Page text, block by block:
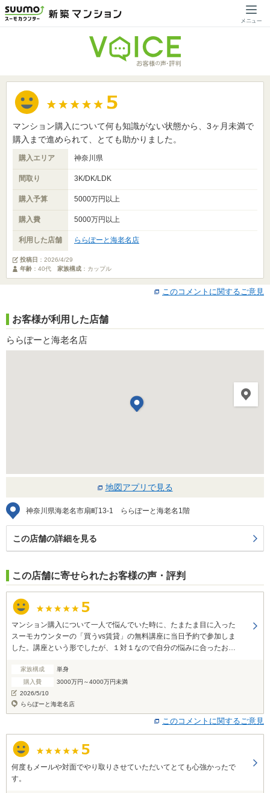
マンション購入について何も知識がない状態から、3ヶ月未満で
購入まで進められて、とても助かりました。
購入エリア 神奈川県
間取り 3K/DK/LDK
購入予算 5000万円以上
購入費 5000万円以上
利用した店舗 ららぽーと海老名店
投稿日 ： 2026/4/29
年齢 ：40代 家族構成 ：カップル
このコメントに関するご意見
お客様が利用した店舗
ららぽーと海老名店
地図アプリで見る
神奈川県海老名市扇町13-1 ららぽーと海老名1階
この店舗の詳細を見る
この店舗に寄せられたお客様の声・評判
マンション購入について一人で悩んでいた時に、たまたま目に入った
スーモカウンターの「買うvs賃貸」の無料講座に当日予約で参加しま
した。講座という形でしたが、１対１なので自分の悩みに合ったお話
消されました。 また自分に合った新築マンションを紹介していただけ
るだけでなく、見学予約や、見学後の相談にも乗っていただけたこと
でマンション探しの負担も軽減されました。 無料でここまでしていた
だけたのは驚きです。 まさか自分が新築マンションを買えるとは思っ
ていなかったので、担当の方には本当に感謝しています。 私のように
一人でマンション購入を悩んでいる人にぜひ利用してもらいたいサー
ビスだと思いました。
家族構成
単身
購入費
3000万円～4000万円未満
2026/5/10
ららぽーと海老名店
このコメントに関するご意見
何度もメールや対面でやり取りさせていただいてとても心強かったで
す。